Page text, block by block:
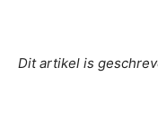
Dit artikel is